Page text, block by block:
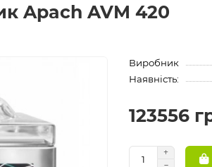
Apach AVM 420
Виробник
Наявність:
123556